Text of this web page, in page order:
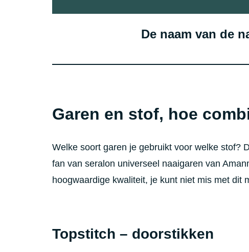
De naam van de
Garen en stof, hoe
Welke soort garen je gebruikt voor welke stof?
fan van seralon universeel naaigaren van
hoogwaardige kwaliteit, je kunt niet mis met dit
Topstitch – doorstikken